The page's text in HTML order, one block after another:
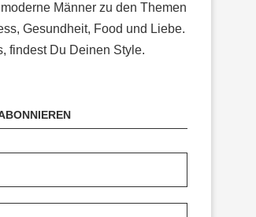
Männer zu den Themen
Gesundheit, Food und Liebe.
findest Du Deinen Style.